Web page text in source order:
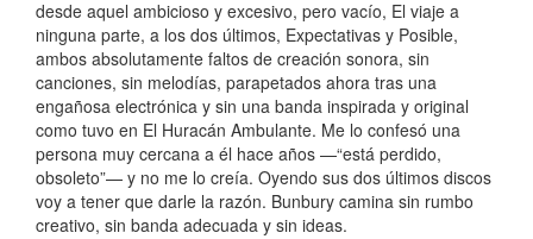
desde aquel ambicioso y excesivo, pero vacío, El viaje a
ninguna parte, a los dos últimos, Expectativas y Posible,
ambos absolutamente faltos de creación sonora, sin
canciones, sin melodías, parapetados ahora tras una
engañosa electrónica y sin una banda inspirada y original
como tuvo en El Huracán Ambulante. Me lo confesó una
persona muy cercana a él hace años —“está perdido,
obsoleto”— y no me lo creía. Oyendo sus dos últimos discos
voy a tener que darle la razón. Bunbury camina sin rumbo
creativo, sin banda adecuada y sin ideas.